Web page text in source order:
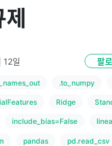
12일 팔
.to_numpy
Ridge
include_bias=False
pandas pd.read_csv